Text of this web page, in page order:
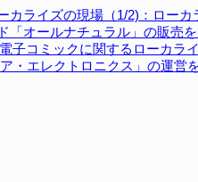
カライズの現場（1/2)：ロー
「オールナチュラル」の販売
⼦コミックに関するローカラ
・エレクトロニクス」の運営